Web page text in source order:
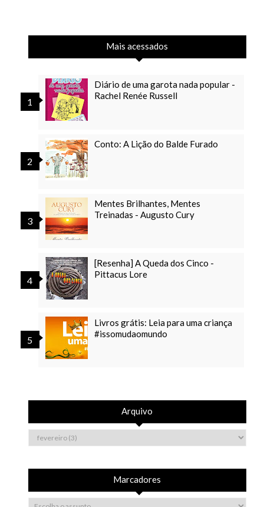
Mais acessados
Diário de uma garota nada popular -
Rachel Renée Russell
Conto: A Lição do Balde Furado
Mentes Brilhantes, Mentes
Treinadas - Augusto Cury
[Resenha] A Queda dos Cinco -
Pittacus Lore
Livros grátis: Leia para uma criança
#issomudaomundo
Arquivo
Marcadores